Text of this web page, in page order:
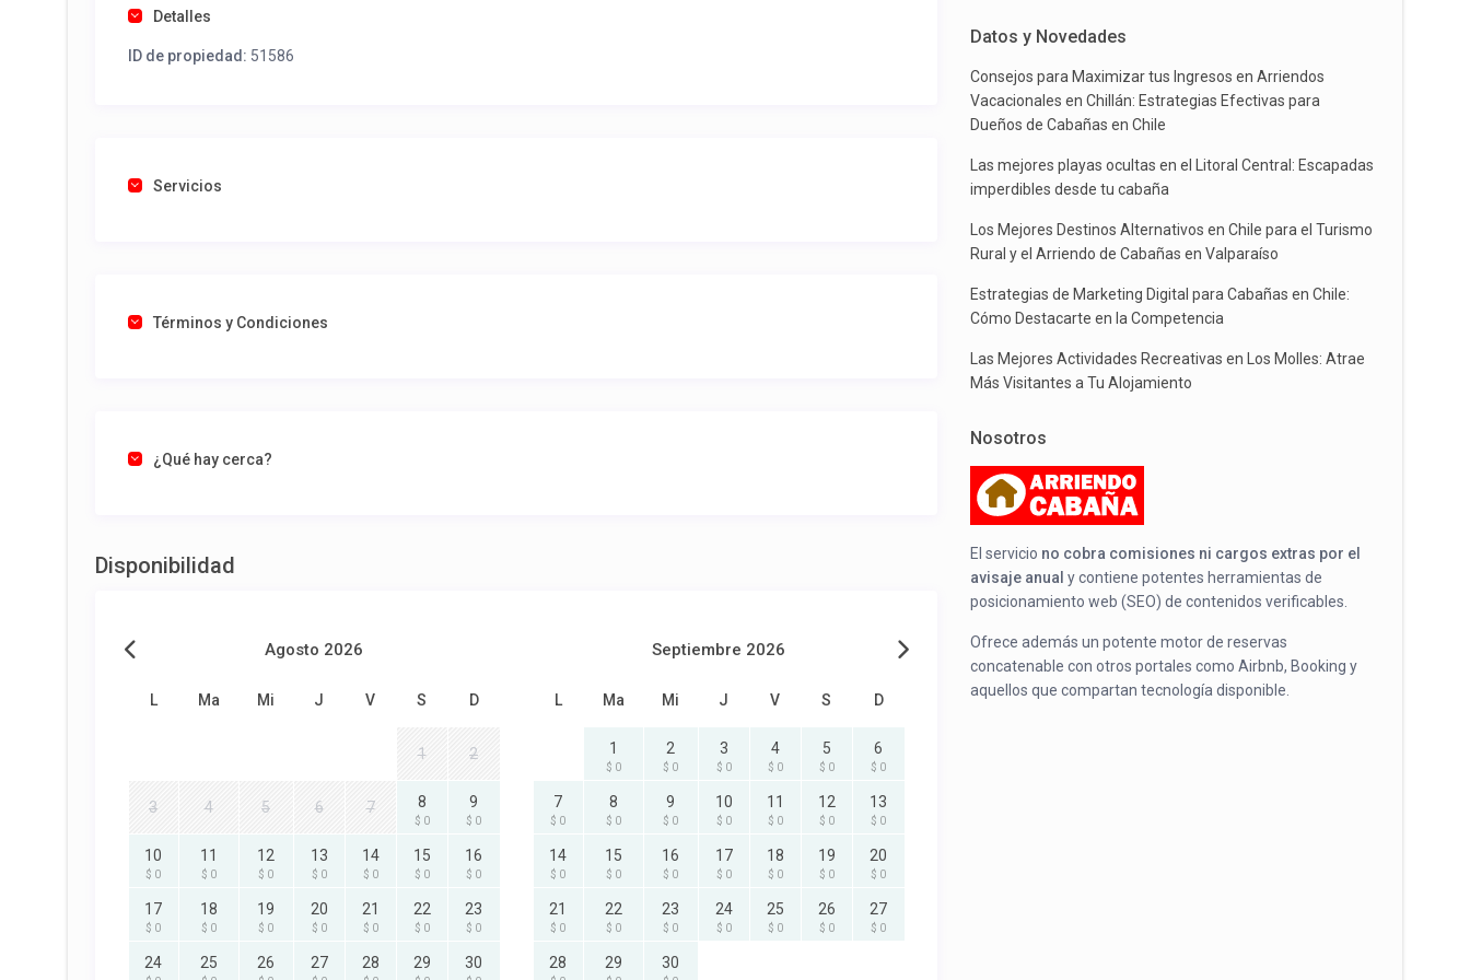
Detalles
ID de propiedad: 51586
Servicios
Términos y Condiciones
¿Qué hay cerca?
Disponibilidad
Agosto 2026
L Ma Mi J V S D
1 2
3 4 5 6 7 8
$ 0
9
$ 0
10
$ 0
11
$ 0
12
$ 0
13
$ 0
14
$ 0
15
$ 0
16
$ 0
17
$ 0
18
$ 0
19
$ 0
20
$ 0
21
$ 0
22
$ 0
23
$ 0
24 25 26 27 28 29 30
Septiembre 2026
L Ma Mi J V S D
1
$ 0
2
$ 0
3
$ 0
4
$ 0
5
$ 0
6
$ 0
7
$ 0
8
$ 0
9
$ 0
10
$ 0
11
$ 0
12
$ 0
13
$ 0
14
$ 0
15
$ 0
16
$ 0
17
$ 0
18
$ 0
19
$ 0
20
$ 0
21
$ 0
22
$ 0
23
$ 0
24
$ 0
25
$ 0
26
$ 0
27
$ 0
28 29 30
Datos y Novedades
Consejos para Maximizar tus Ingresos en Arriendos
Vacacionales en Chillán: Estrategias Efectivas para
Dueños de Cabañas en Chile
Las mejores playas ocultas en el Litoral Central: Escapadas
imperdibles desde tu cabaña
Los Mejores Destinos Alternativos en Chile para el Turismo
Rural y el Arriendo de Cabañas en Valparaíso
Estrategias de Marketing Digital para Cabañas en Chile:
Cómo Destacarte en la Competencia
Las Mejores Actividades Recreativas en Los Molles: Atrae
Más Visitantes a Tu Alojamiento
Nosotros
El servicio no cobra comisiones ni cargos extras por el
avisaje anual y contiene potentes herramientas de
posicionamiento web (SEO) de contenidos verificables.
Ofrece además un potente motor de reservas
concatenable con otros portales como Airbnb, Booking y
aquellos que compartan tecnología disponible.